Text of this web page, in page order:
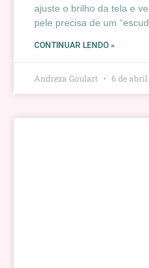
ajuste o brilho da tela e
pele precisa de um
CONTINUAR LENDO »
Andreza Goulart 6 de abril